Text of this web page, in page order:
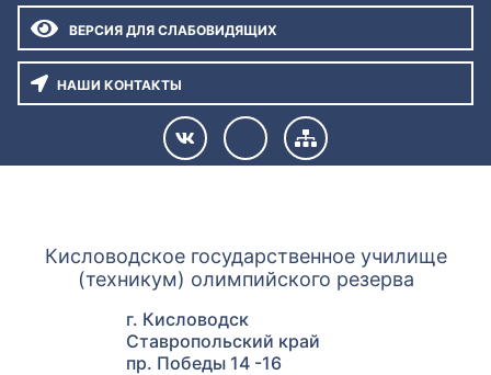
ВЕРСИЯ ДЛЯ СЛАБОВИДЯЩИХ
НАШИ КОНТАКТЫ
Кисловодское государственное училище
(техникум) олимпийского резерва
г. Кисловодск
Ставропольский край
пр. Победы 14 -16